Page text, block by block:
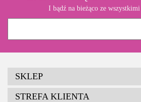
I bądź na bieżąco ze
SKLEP
STREFA KLIENTA